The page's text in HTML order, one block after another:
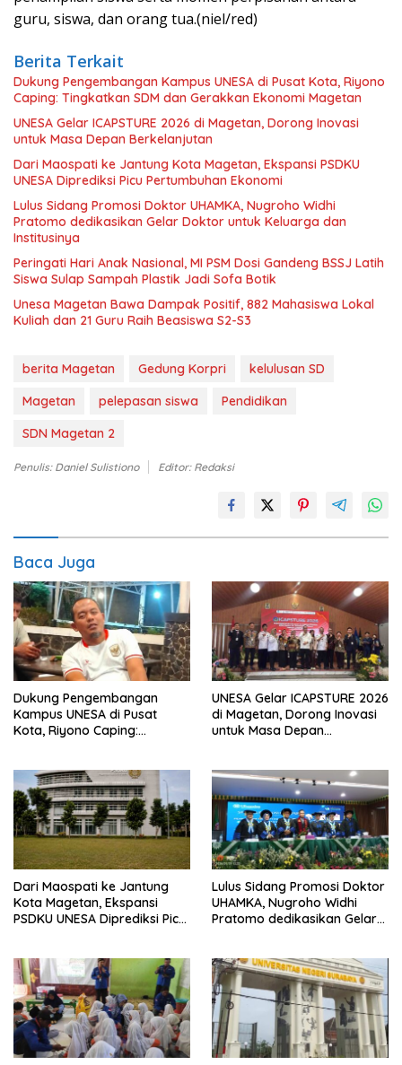
guru, siswa, dan orang tua.(niel/red)
Berita Terkait
Dukung Pengembangan Kampus UNESA di Pusat Kota, Riyono
Caping: Tingkatkan SDM dan Gerakkan Ekonomi Magetan
UNESA Gelar ICAPSTURE 2026 di Magetan, Dorong Inovasi
untuk Masa Depan Berkelanjutan
Dari Maospati ke Jantung Kota Magetan, Ekspansi PSDKU
UNESA Diprediksi Picu Pertumbuhan Ekonomi
Lulus Sidang Promosi Doktor UHAMKA, Nugroho Widhi
Pratomo dedikasikan Gelar Doktor untuk Keluarga dan
Institusinya
Peringati Hari Anak Nasional, MI PSM Dosi Gandeng BSSJ Latih
Siswa Sulap Sampah Plastik Jadi Sofa Botik
Unesa Magetan Bawa Dampak Positif, 882 Mahasiswa Lokal
Kuliah dan 21 Guru Raih Beasiswa S2-S3
berita Magetan Gedung Korpri
kelulusan SD
Magetan
pelepasan siswa
Pendidikan
SDN Magetan 2
Penulis: Daniel Sulistiono Editor: Redaksi
Baca Juga
Dukung Pengembangan
Kampus UNESA di Pusat
Kota, Riyono Caping:
UNESA Gelar ICAPSTURE 2026
di Magetan, Dorong Inovasi
untuk Masa Depan
Dari Maospati ke Jantung
Kota Magetan, Ekspansi
PSDKU UNESA Diprediksi Picu
Lulus Sidang Promosi Doktor
UHAMKA, Nugroho Widhi
Pratomo dedikasikan Gelar